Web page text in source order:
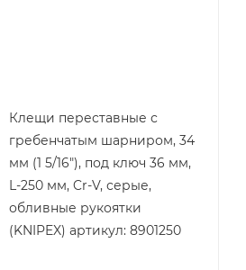
Клещи переставные с
гребенчатым шарниром, 34
мм (1 5/16"), под ключ 36 мм,
L-250 мм, Cr-V, серые,
обливные рукоятки
(KNIPEX) артикул: 8901250